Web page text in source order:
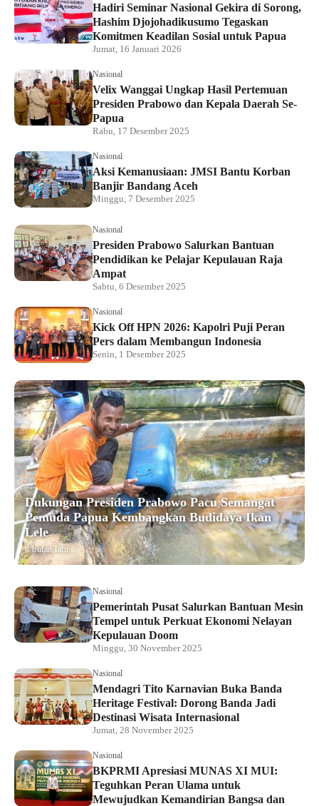
Hadiri Seminar Nasional Gekira di Sorong,
Hashim Djojohadikusumo Tegaskan
Komitmen Keadilan Sosial untuk Papua
Jumat, 16 Januari 2026
Nasional
Velix Wanggai Ungkap Hasil Pertemuan
Presiden Prabowo dan Kepala Daerah Se-
Papua
Rabu, 17 Desember 2025
Nasional
Aksi Kemanusiaan: JMSI Bantu Korban
Banjir Bandang Aceh
Minggu, 7 Desember 2025
Nasional
Presiden Prabowo Salurkan Bantuan
Pendidikan ke Pelajar Kepulauan Raja
Ampat
Sabtu, 6 Desember 2025
Nasional
Kick Off HPN 2026: Kapolri Puji Peran
Pers dalam Membangun Indonesia
Senin, 1 Desember 2025
Dukungan Presiden Prabowo Pacu Semangat
Pemuda Papua Kembangkan Budidaya Ikan
Lele
8 bulan lalu
Nasional
Pemerintah Pusat Salurkan Bantuan Mesin
Tempel untuk Perkuat Ekonomi Nelayan
Kepulauan Doom
Minggu, 30 November 2025
Nasional
Mendagri Tito Karnavian Buka Banda
Heritage Festival: Dorong Banda Jadi
Destinasi Wisata Internasional
Jumat, 28 November 2025
Nasional
BKPRMI Apresiasi MUNAS XI MUI:
Teguhkan Peran Ulama untuk
Mewujudkan Kemandirian Bangsa dan